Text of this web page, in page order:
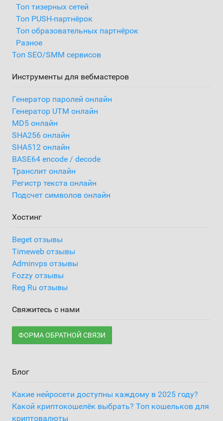
Топ тизерных сетей
Топ PUSH-партнёрок
Топ образовательных партнёрок
Разное
Топ SEO/SMM сервисов
Инструменты для вебмастеров
Генератор паролей онлайн
Генератор UTM онлайн
MD5 онлайн
SHA256 онлайн
SHA512 онлайн
BASE64 encode / decode
Транслит онлайн
Регистр текста онлайн
Подсчет символов онлайн
Хостинг
Beget отзывы
Timeweb отзывы
Adminvps отзывы
Fozzy отзывы
Reg Ru отзывы
Свяжитесь с нами
ФОРМА ОБРАТНОЙ СВЯЗИ
Блог
Какие нейросети доступны каждому в 2025 году?
Какой криптокошелёк выбрать? Топ кошельков для
криптовалюты